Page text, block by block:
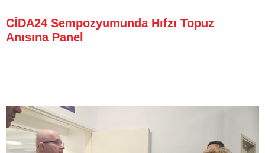
CİDA24 Sempozyumunda Hıfzı Topuz
Anısına Panel